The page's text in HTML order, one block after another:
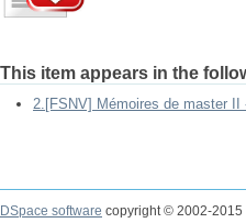
This item appears in the
DSpace software copyright © 2002-2015